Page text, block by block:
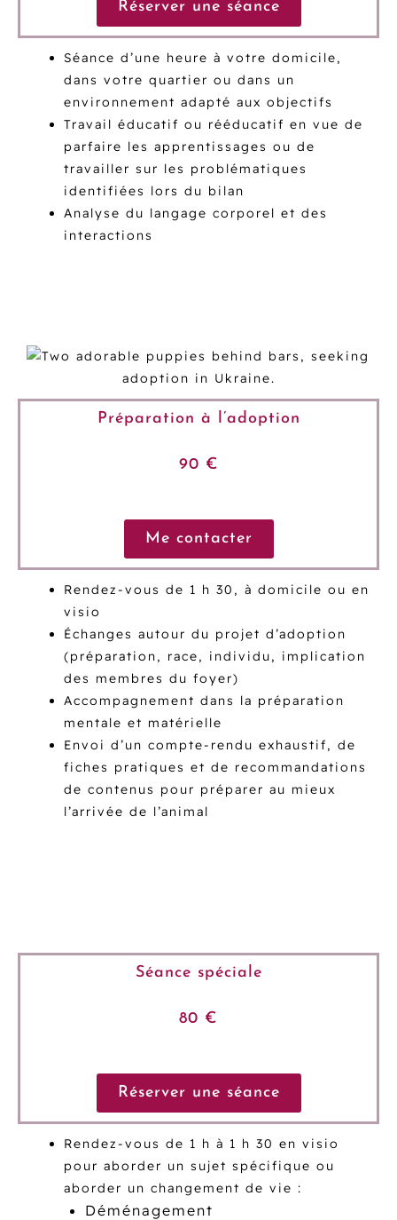
Réserver une séance
Séance d’une heure à votre domicile,
dans votre quartier ou dans un
environnement adapté aux objectifs
Travail éducatif ou rééducatif en vue de
parfaire les apprentissages ou de
travailler sur les problématiques
identifiées lors du bilan
Analyse du langage corporel et des
interactions
Préparation à l’adoption
90 €
Me contacter
Rendez-vous de 1 h 30, à domicile ou en
visio
Échanges autour du projet d’adoption
(préparation, race, individu, implication
des membres du foyer)
Accompagnement dans la préparation
mentale et matérielle
Envoi d’un compte-rendu exhaustif, de
fiches pratiques et de recommandations
de contenus pour préparer au mieux
l’arrivée de l’animal
Séance spéciale
80 €
Réserver une séance
Rendez-vous de 1 h à 1 h 30 en visio
pour aborder un sujet spécifique ou
aborder un changement de vie :
Déménagement